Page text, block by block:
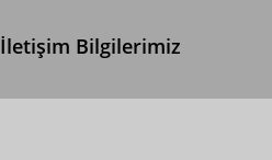
İletişim Bilgilerimiz